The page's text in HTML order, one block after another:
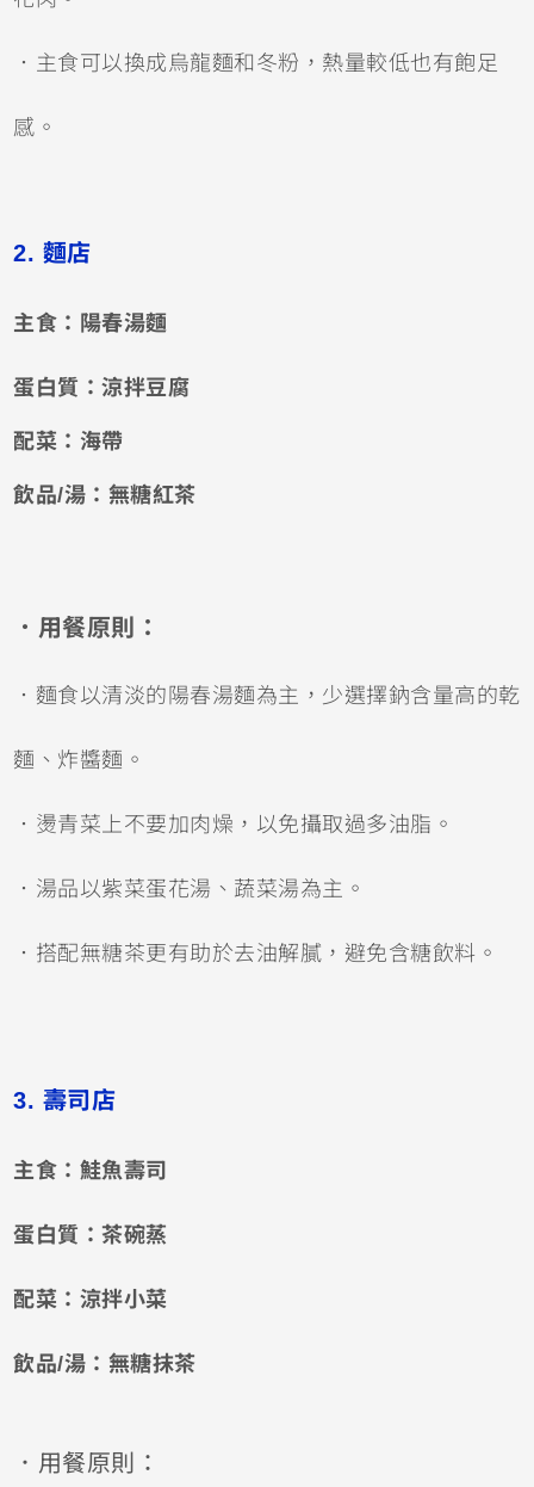
．主食可以換成烏龍麵和冬粉，熱量較低也有飽足
感。
2. 麵店
主食：陽春湯麵
蛋白質：涼拌豆腐
配菜：海帶
飲品/湯：無糖紅茶
．用餐原則：
．麵食以清淡的陽春湯麵為主，少選擇鈉含量高的乾
麵、炸醬麵。
．燙青菜上不要加肉燥，以免攝取過多油脂。
．湯品以紫菜蛋花湯、蔬菜湯為主。
．搭配無糖茶更有助於去油解膩，避免含糖飲料。
3. 壽司店
主食：鮭魚壽司
蛋白質：茶碗蒸
配菜：涼拌小菜
飲品/湯：無糖抹茶
．用餐原則：